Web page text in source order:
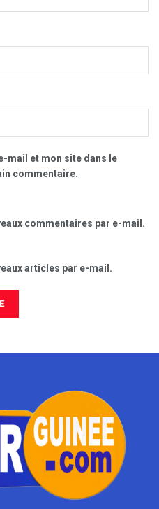
mail et mon site dans le
commentaire.
commentaires par e-mail.
articles par e-mail.